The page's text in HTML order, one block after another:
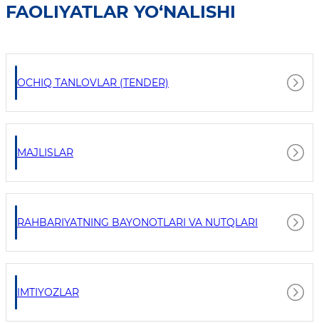
FAOLIYATLAR YO‘NALISHI
OCHIQ TANLOVLAR (TENDER)
MAJLISLAR
RAHBARIYATNING BAYONOTLARI VA NUTQLARI
IMTIYOZLAR